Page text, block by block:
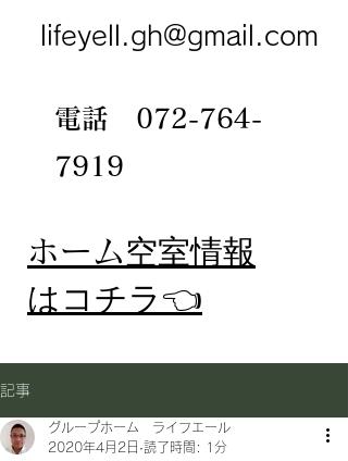
lifeyell.gh@gmail.com
電話 072-764-
7919
​ホーム空室情報
​はコチラ👈
記事
グループホーム ライフエール
2020年4月2日 読了時間: 1分